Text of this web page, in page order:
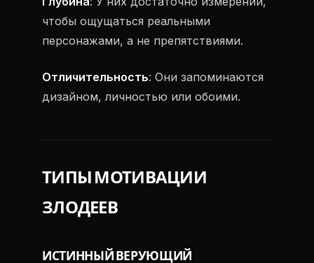
чтобы ощущаться реальными
персонажами, а не препятствиями.
Отличительность: Они запоминаются
дизайном, личностью или обоими.
ТИПЫ МОТИВАЦИИ
ЗЛОДЕЕВ
ИСТИННЫЙ ВЕРУЮЩИЙ